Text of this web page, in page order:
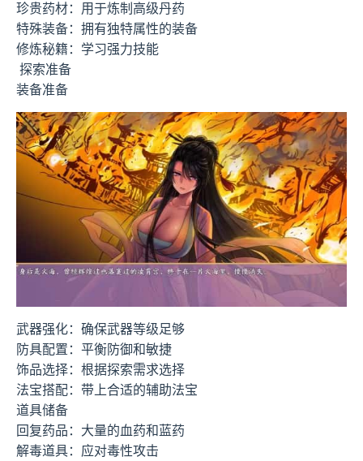
珍贵药材：用于炼制高级丹药
特殊装备：拥有独特属性的装备
修炼秘籍：学习强力技能
探索准备
装备准备
武器强化：确保武器等级足够
防具配置：平衡防御和敏捷
饰品选择：根据探索需求选择
法宝搭配：带上合适的辅助法宝
道具储备
回复药品：大量的血药和蓝药
解毒道具：应对毒性攻击